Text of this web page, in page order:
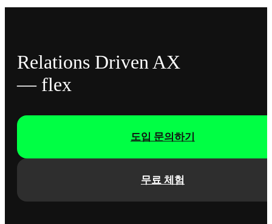
Relations Driven AX
— flex
무료 체험
도입 문의하기